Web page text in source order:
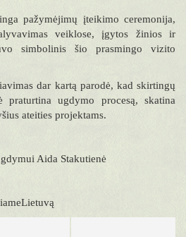
pažymėjimų įteikimo ceremonija,
veiklose, įgytos žinios ir
simbolinis šio prasmingo vizito
dar kartą parodė, kad skirtingų
praturtina ugdymo procesą, skatina
ateities projektams.
Aida Stakutienė